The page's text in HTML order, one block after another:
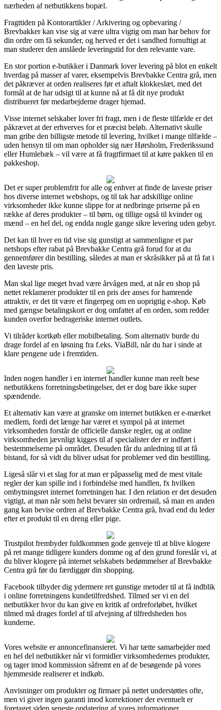
nærheden af netbutikkens bopæl.
Fragttiden på Kontorartikler / Arkivering og opbevaring /
Brevbakker kan vise sig at være ultra vigtig om man har behov for
din ordre om få sekunder, og herved er det i sandhed fornuftigt at
man studerer den anslåede leveringstid for den relevante vare.
En stor portion e-butikker i Danmark lover levering på blot en enkelt
hverdag på masser af varer, eksempelvis Brevbakke Centra grå, men
det påkræver at orden realiseres før et aftalt klokkeslæt, med det
formål at de har udsigt til at kunne nå at få dit nye produkt
distribueret før medarbejderne drager hjemad.
Visse internet selskaber lover fri fragt, men i de fleste tilfælde er det
påkrævet at der erhverves for et præcist beløb. Alternativt skulle
man gribe den billigste metode til levering, hvilket i mange tilfælde –
uden hensyn til om man opholder sig nær Hørsholm, Frederikssund
eller Humlebæk – vil være at få fragtfirmaet til at køre pakken til en
pakkeshop.
Det er super problemfrit for alle og enhver at finde de laveste priser
hos diverse internet webshops, og til tak har adskillige online
virksomheder ikke kunne slippe for at nedbringe priserne på en
række af deres produkter – til børn, og tillige også til kvinder og
mænd – en hel del, og endda nogle gange sikre levering uden gebyr.
Det kan til hver en tid vise sig gunstigt at sammenligne et par
netshops efter rabat på Brevbakke Centra grå forud for at du
gennemfører din bestilling, således at man er skråsikker på at få fat i
den laveste pris.
Man skal lige meget hvad være årvågen med, at når en shop på
nettet reklamerer produkter til en pris der anses for hamrende
attraktiv, er det tit være et fingerpeg om en uoprigtig e-shop. Køb
med gængse betalingskort er dog omfattet af en orden, som redder
kunden overfor bedrageriske internet outlets.
Vi tilråder kortkøb eller mobilbetaling. Som alternativ burde du
drage fordel af en løsning fra f.eks. ViaBill, når du har i sinde at
klare pengene ude i fremtiden.
Inden nogen handler i en internet handler kunne man reelt bese
netbutikkens forretningsbetingelser, det er dog bare ikke super
spændende.
Et alternativ kan være at granske om internet butikken er e-mærket
medlem, fordi det længe har været et sympol på at internet
virksomheden forstår de officielle danske regler, og at online
virksomheden jævnligt kigges til af specialister der er indført i
bestemmelserne på området. Desuden får du anledning til at få
bistand, for så vidt du bliver udsat for problemer ved din bestilling.
Ligeså slår vi et slag for at man er påpasselig med de mest vitale
regler der kan spille ind i forbindelse med handlen, fx hvilken
ombytningsret internet forretningen har. I den relation er det desuden
vigtigt, at man når som helst bevarer sin ordremail, så man en anden
gang kan bevise ordren af Brevbakke Centra grå, hvad end du leder
efter et produkt til en dreng eller pige.
Trustpilot frembyder fuldkommen gode genveje til at blive klogere
på ret mange tidligere kunders domme og af den grund foreslår vi, at
du bliver klogere på internet selskabets bedømmelser af Brevbakke
Centra grå før du færdiggør din shopping.
Facebook tilbyder dig ydermere ret gunstige metoder til at få indblik
i online forretningens kundetilfredshed. Tilmed ser vi en del
netbutikker hvor du kan give en kritik af ordreforløbet, hvilket
tilmed må drages fordel af til afvejning af tilfredsheden hos
kunderne.
Vores website er annoncefinansieret. Vi har tætte samarbejder med
en hel del netbutikker når vi formidler virksomhedernes produkter,
og tager imod kommission såfremt en af de besøgende på vores
hjemmeside realiserer et indkøb.
Anvisninger om produkter og firmaer på nettet understøttes ofte,
men vi giver ingen garanti imod korrektioner der eventuelt er
foretaget siden seneste opdatering af vores informationer.